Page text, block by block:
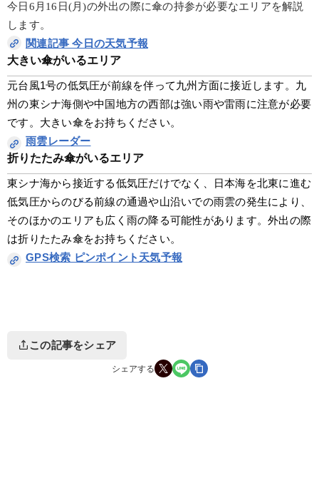
今日6月16日(月)の外出の際に傘の持参が必要なエリアを解説
します。
関連記事 今日の天気予報
大きい傘がいるエリア
元台風1号の低気圧が前線を伴って九州方面に接近します。九
州の東シナ海側や中国地方の西部は強い雨や雷雨に注意が必要
です。大きい傘をお持ちください。
雨雲レーダー
折りたたみ傘がいるエリア
東シナ海から接近する低気圧だけでなく、日本海を北東に進む
低気圧からのびる前線の通過や山沿いでの雨雲の発生により、
そのほかのエリアも広く雨の降る可能性があります。外出の際
は折りたたみ傘をお持ちください。
GPS検索 ピンポイント天気予報
この記事をシェア
シェアする